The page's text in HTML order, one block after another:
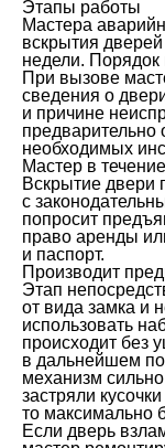
Этапы работы
Мастера
вскрытия
недели. Порядок
При вызове
сведения о
и причине
предварительно
необходимых
Мастер в
Вскрытие двери
с
попросит
право аренды
и паспорт.
Производит
Этап
от вида замка и
использовать
происходит без
в дальнейшем
механизм
застряли
то максимально
Если дверь